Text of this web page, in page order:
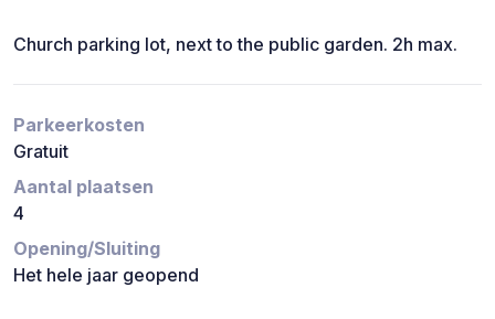
Church parking lot, next to the public garden. 2h max.
Parkeerkosten
Gratuit
Aantal plaatsen
4
Opening/Sluiting
Het hele jaar geopend